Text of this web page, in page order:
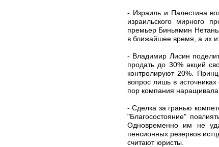
- Израиль и Палестина
израильского мирного
премьер Биньямин
в ближайшее время, а их
- Владимир Лисин
продать до 30% акций
контролируют 20%.
вопрос лишь в
пор компания наращивала
- Сделка за гранью
"Благосостояние"
Одновременно им не
пенсионных резервов
считают юристы.